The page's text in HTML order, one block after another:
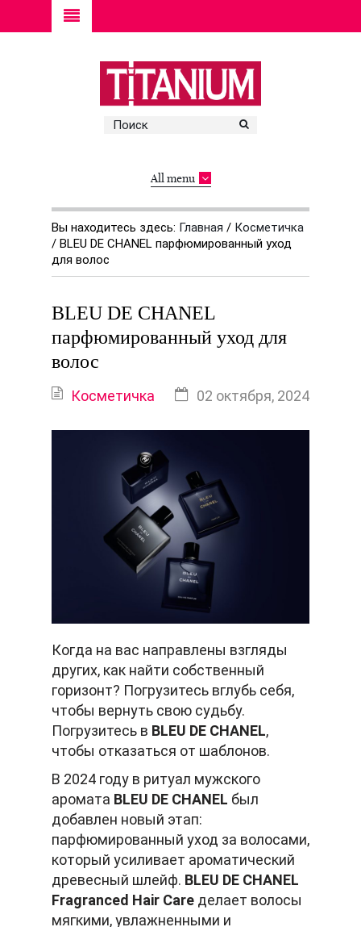
All menu
Вы находитесь здесь: Главная / Косметичка
/ BLEU DE CHANEL парфюмированный уход
для волос
BLEU DE CHANEL
парфюмированный уход для
волос
Косметичка 02 октября, 2024
Когда на вас направлены взгляды
других, как найти собственный
горизонт? Погрузитесь вглубь себя,
чтобы вернуть свою судьбу.
Погрузитесь в BLEU DE CHANEL,
чтобы отказаться от шаблонов.
В 2024 году в ритуал мужского
аромата BLEU DE CHANEL был
добавлен новый этап:
парфюмированный уход за волосами,
который усиливает ароматический
древесный шлейф. BLEU DE CHANEL
Fragranced Hair Care делает волосы
мягкими, увлажненными и